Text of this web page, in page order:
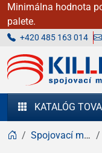
Minimálna hodnota
palete.
+420 485 163 014
KILLICH - Spojovacie
KATALÓG
Spojovací materiál